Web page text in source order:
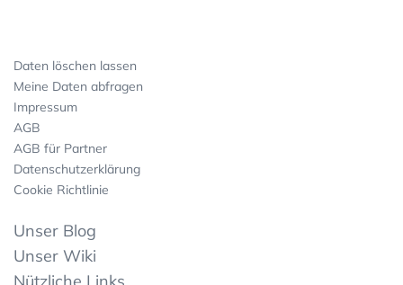
Daten löschen lassen
Meine Daten abfragen
Impressum
AGB
AGB für Partner
Datenschutzerklärung
Cookie Richtlinie
Unser Blog
Unser Wiki